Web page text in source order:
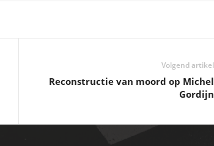
Volgend artikel
Reconstructie van moord op Michel
Gordijn